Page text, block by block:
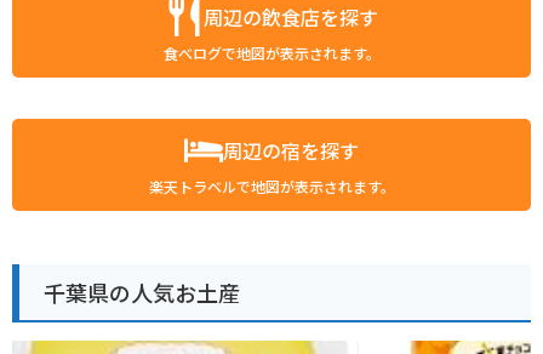
周辺の飲食店を探す
食べログで地図が表示されます。
周辺の宿を探す
楽天トラベルで地図が表示されます。
千葉県の人気お土産